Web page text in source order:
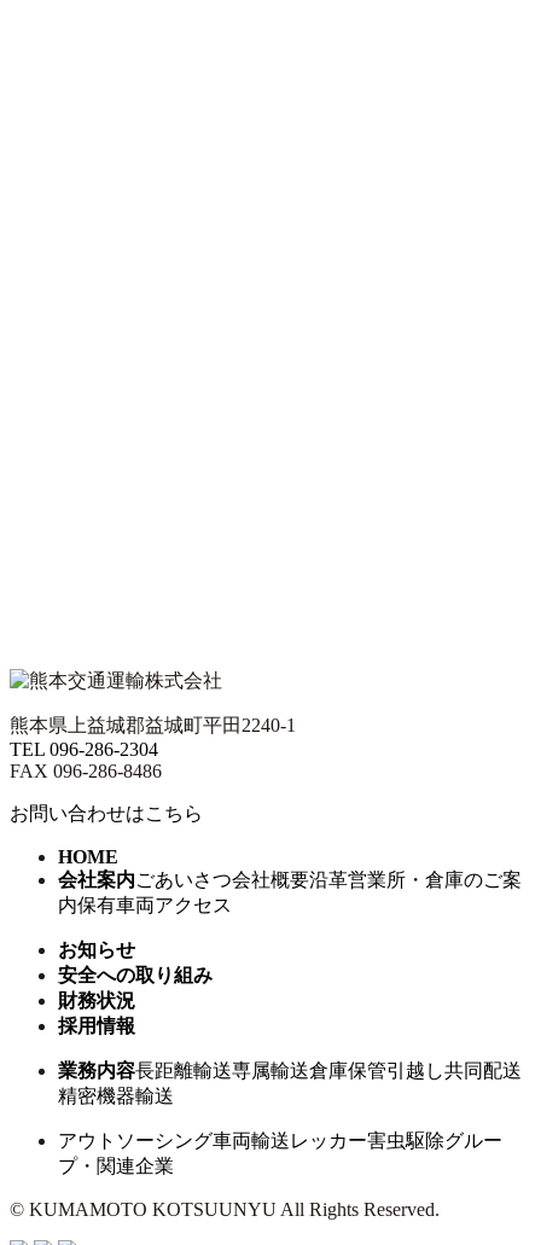
熊本県上益城郡益城町平田2240-1
TEL 096-286-2304
FAX 096-286-8486
お問い合わせはこちら
HOME
会社案内ごあいさつ会社概要沿革営業所・倉庫のご案
内保有車両アクセス
お知らせ
安全への取り組み
財務状況
採用情報
業務内容長距離輸送専属輸送倉庫保管引越し共同配送
精密機器輸送
アウトソーシング車両輸送レッカー害虫駆除グルー
プ・関連企業
© KUMAMOTO KOTSUUNYU All Rights Reserved.